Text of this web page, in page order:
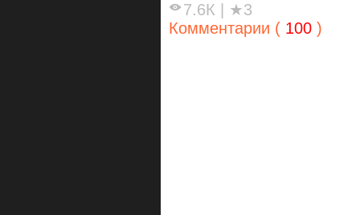
7.6К
★3
Комментарии ( 100 )